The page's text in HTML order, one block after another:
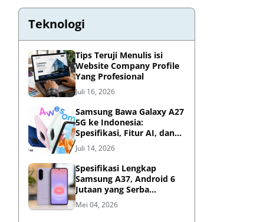
Teknologi
Tips Teruji Menulis isi
Website Company Profile
Yang Profesional
Juli 16, 2026
Samsung Bawa Galaxy A27
5G ke Indonesia:
Spesifikasi, Fitur AI, dan
Harga Resmi
Juli 14, 2026
Spesifikasi Lengkap
Samsung A37, Android 6
Jutaan yang Serba
Lengkap
Mei 04, 2026